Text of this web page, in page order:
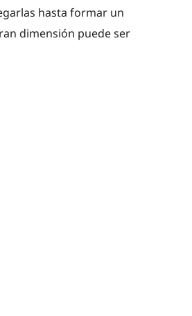
hasta formar un
dimensión puede ser